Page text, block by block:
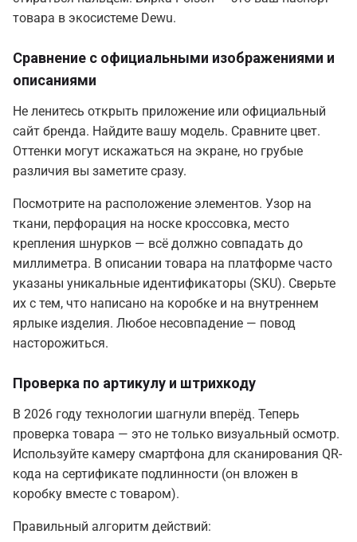
товара в экосистеме Dewu.
Сравнение с официальными изображениями и
описаниями
Не ленитесь открыть приложение или официальный
сайт бренда. Найдите вашу модель. Сравните цвет.
Оттенки могут искажаться на экране, но грубые
различия вы заметите сразу.
Посмотрите на расположение элементов. Узор на
ткани, перфорация на носке кроссовка, место
крепления шнурков — всё должно совпадать до
миллиметра. В описании товара на платформе часто
указаны уникальные идентификаторы (SKU). Сверьте
их с тем, что написано на коробке и на внутреннем
ярлыке изделия. Любое несовпадение — повод
насторожиться.
Проверка по артикулу и штрихкоду
В 2026 году технологии шагнули вперёд. Теперь
проверка товара — это не только визуальный осмотр.
Используйте камеру смартфона для сканирования QR-
кода на сертификате подлинности (он вложен в
коробку вместе с товаром).
Правильный алгоритм действий: